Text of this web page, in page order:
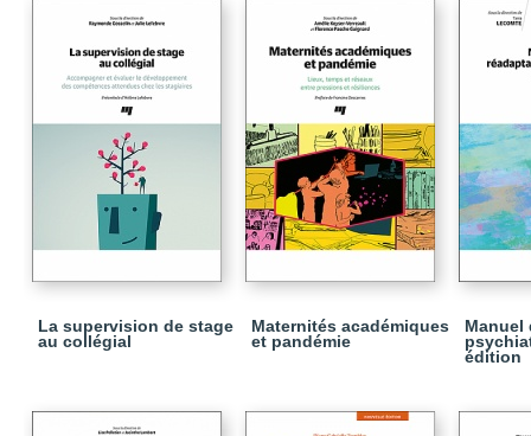
La supervision de stage
au collégial
Maternités académiques
et pandémie
Manuel
édition